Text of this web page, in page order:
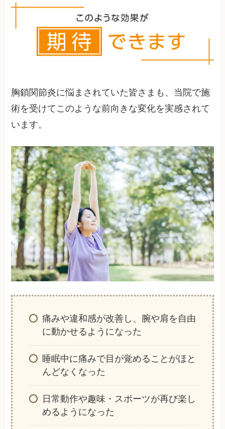
発予防に導きます。
胸鎖関節炎に悩まされていた皆さまも、当院で施
術を受けてこのような前向きな変化を実感されて
います。
痛みや違和感が改善し、腕や肩を自由
に動かせるようになった
睡眠中に痛みで目が覚めることがほと
んどなくなった
日常動作や趣味・スポーツが再び楽し
めるようになった